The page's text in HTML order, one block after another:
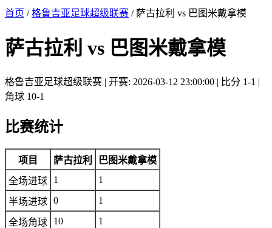
首页 /格鲁吉亚足球超级联赛 / 萨古拉利 vs 巴图米戴拿模
萨古拉利 vs 巴图米戴拿模
格鲁吉亚足球超级联赛 | 开赛: 2026-03-12 23:00:00 | 比分 1-1 |
角球 10-1
比赛统计
项目 萨古拉利
巴图米戴拿模
全场进球
1 1
半场进球 0 1
全场角球 10 1